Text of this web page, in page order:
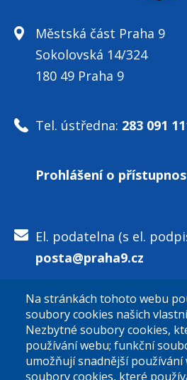
Městská část Praha 9
Sokolovská 14/324
180 49 Praha 9
Tel. ústředna: 283 091
Prohlášení o
El. podatelna (s el.
posta@praha9.cz
El. podatelna (bez el.
podatelna@praha9.cz
Na stránkách tohoto webu
soubory cookies našich
Nezbytné soubory cookies,
používání webu; funkční
umožňují snadnější
soubory cookies, které